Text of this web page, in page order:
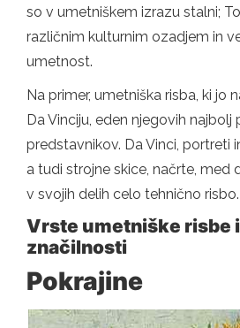
so v umetniškem izrazu stalni;
različnim kulturnim ozadjem in
umetnost.
Na primer, umetniška risba, ki jo
Da Vinciju, eden njegovih najbolj
predstavnikov. Da Vinci, portreti
a tudi strojne skice, načrte, med
v svojih delih celo tehnično risbo.
Vrste umetniške risbe
značilnosti
Pokrajine